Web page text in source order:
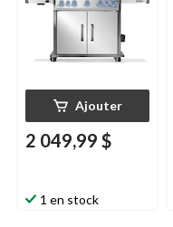
Ajouter
2 049,99 $
1 en stock